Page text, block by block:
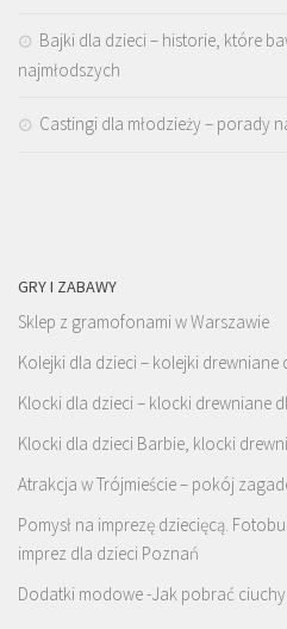
Bajki dla dzieci – historie, które
najmłodszych
Castingi dla młodzieży – porady
GRY I ZABAWY
Sklep z gramofonami w Warszawie
Kolejki dla dzieci – kolejki drewniane
Klocki dla dzieci – klocki drewniane
Klocki dla dzieci Barbie, klocki
Atrakcja w Trójmieście – pokój
Pomysł na imprezę dziecięcą.
imprez dla dzieci Poznań
Dodatki modowe -Jak pobrać ciuchy